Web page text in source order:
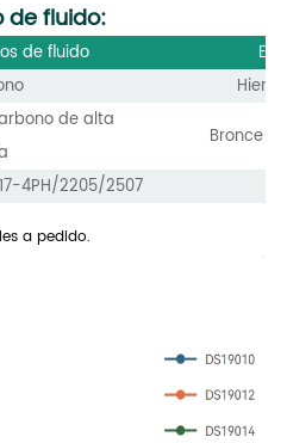
de fluido:
de fluido
de alta
Bronce
4PH/2205/2507
a pedido.